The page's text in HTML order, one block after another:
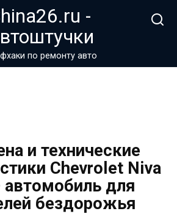
-
по ремонту авто
и технические
Chevrolet Niva
для
бездорожья